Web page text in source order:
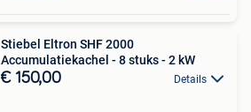
Stiebel Eltron SHF 2000
Accumulatiekachel - 8 stuks - 2 kW
€ 150,00 Details